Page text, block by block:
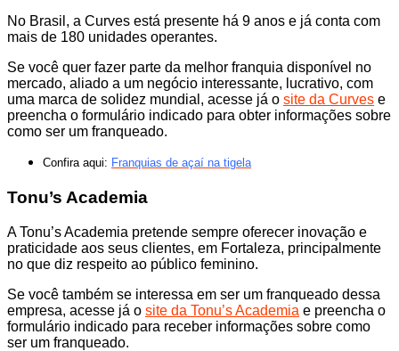
No Brasil, a Curves está presente há 9 anos e já conta com
mais de 180 unidades operantes.
Se você quer fazer parte da melhor franquia disponível no
mercado, aliado a um negócio interessante, lucrativo, com
uma marca de solidez mundial, acesse já o site da Curves e
preencha o formulário indicado para obter informações sobre
como ser um franqueado.
Confira aqui: Franquias de açaí na tigela
Tonu’s Academia
A Tonu’s Academia pretende sempre oferecer inovação e
praticidade aos seus clientes, em Fortaleza, principalmente
no que diz respeito ao público feminino.
Se você também se interessa em ser um franqueado dessa
empresa, acesse já o site da Tonu’s Academia e preencha o
formulário indicado para receber informações sobre como
ser um franqueado.